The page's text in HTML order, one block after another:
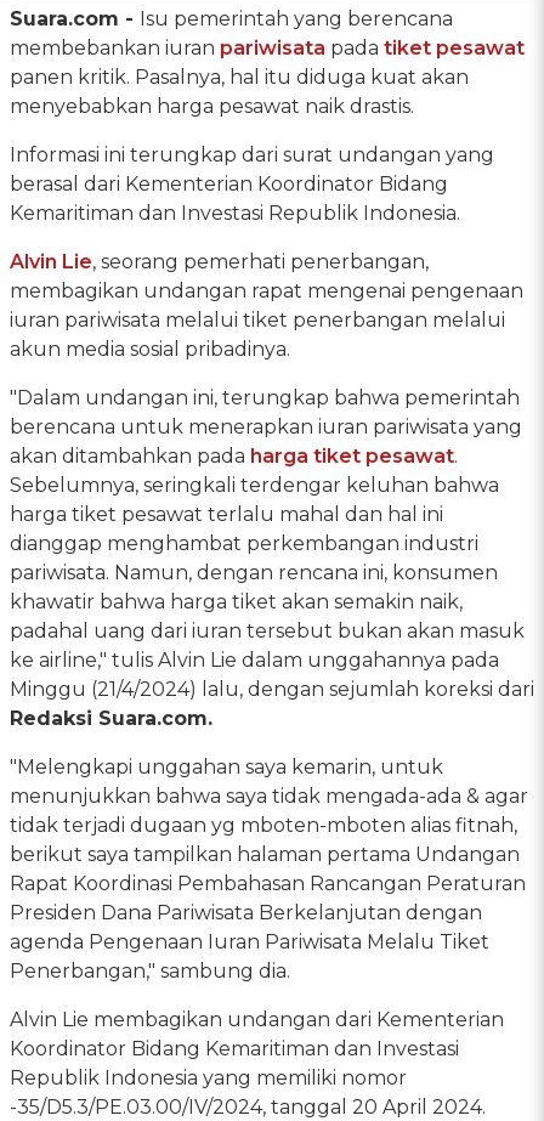
Suara.com - Isu pemerintah yang berencana
membebankan iuran pariwisata pada tiket pesawat
panen kritik. Pasalnya, hal itu diduga kuat akan
menyebabkan harga pesawat naik drastis.
Informasi ini terungkap dari surat undangan yang
berasal dari Kementerian Koordinator Bidang
Kemaritiman dan Investasi Republik Indonesia.
Alvin Lie, seorang pemerhati penerbangan,
membagikan undangan rapat mengenai pengenaan
iuran pariwisata melalui tiket penerbangan melalui
akun media sosial pribadinya.
"Dalam undangan ini, terungkap bahwa pemerintah
berencana untuk menerapkan iuran pariwisata yang
akan ditambahkan pada harga tiket pesawat.
Sebelumnya, seringkali terdengar keluhan bahwa
harga tiket pesawat terlalu mahal dan hal ini
dianggap menghambat perkembangan industri
pariwisata. Namun, dengan rencana ini, konsumen
khawatir bahwa harga tiket akan semakin naik,
padahal uang dari iuran tersebut bukan akan masuk
ke airline," tulis Alvin Lie dalam unggahannya pada
Minggu (21/4/2024) lalu, dengan sejumlah koreksi dari
Redaksi Suara.com.
"Melengkapi unggahan saya kemarin, untuk
menunjukkan bahwa saya tidak mengada-ada & agar
tidak terjadi dugaan yg mboten-mboten alias fitnah,
berikut saya tampilkan halaman pertama Undangan
Rapat Koordinasi Pembahasan Rancangan Peraturan
Presiden Dana Pariwisata Berkelanjutan dengan
agenda Pengenaan Iuran Pariwisata Melalu Tiket
Penerbangan," sambung dia.
Alvin Lie membagikan undangan dari Kementerian
Koordinator Bidang Kemaritiman dan Investasi
Republik Indonesia yang memiliki nomor
-35/D5.3/PE.03.00/IV/2024, tanggal 20 April 2024.